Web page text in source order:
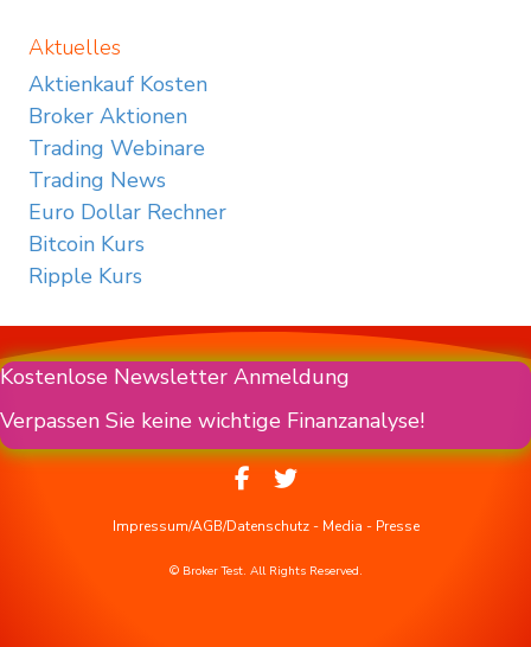
Aktuelles
Aktienkauf Kosten
Broker Aktionen
Trading Webinare
Trading News
Euro Dollar Rechner
Bitcoin Kurs
Ripple Kurs
Kostenlose Newsletter Anmeldung
Verpassen Sie keine wichtige Finanzanalyse!
Impressum/AGB/Datenschutz- Media - Presse
© Broker Test. All Rights Reserved.